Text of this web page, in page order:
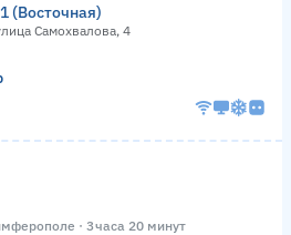
(Восточная)
Самохвалова, 4
· 3 часа 20 минут